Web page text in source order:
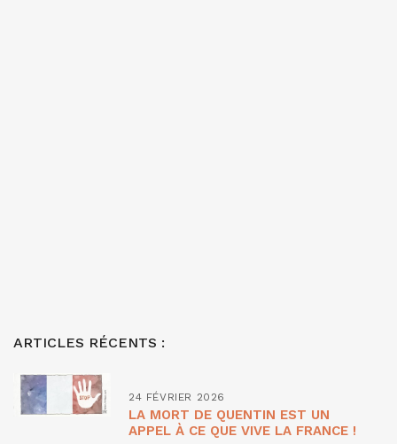
ARTICLES RÉCENTS :
24 FÉVRIER 2026
LA MORT DE QUENTIN EST UN
APPEL À CE QUE VIVE LA FRANCE !